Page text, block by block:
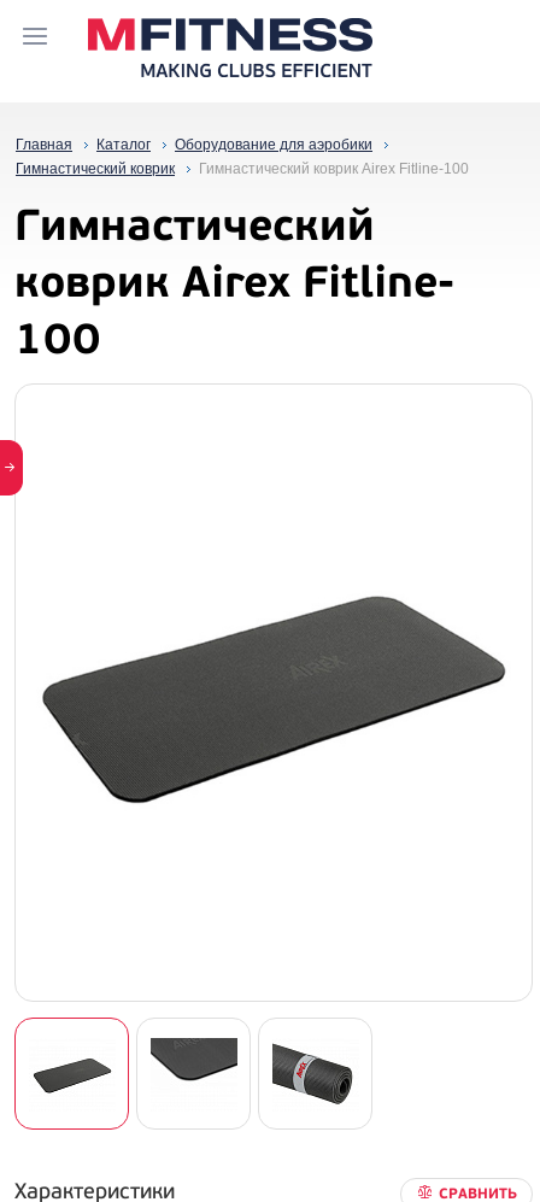
Главная Каталог
Оборудование для аэробики
Гимнастический коврик
Гимнастический коврик Airex Fitline-100
Гимнастический
коврик Airex Fitline-
100
Характеристики СРАВНИТЬ